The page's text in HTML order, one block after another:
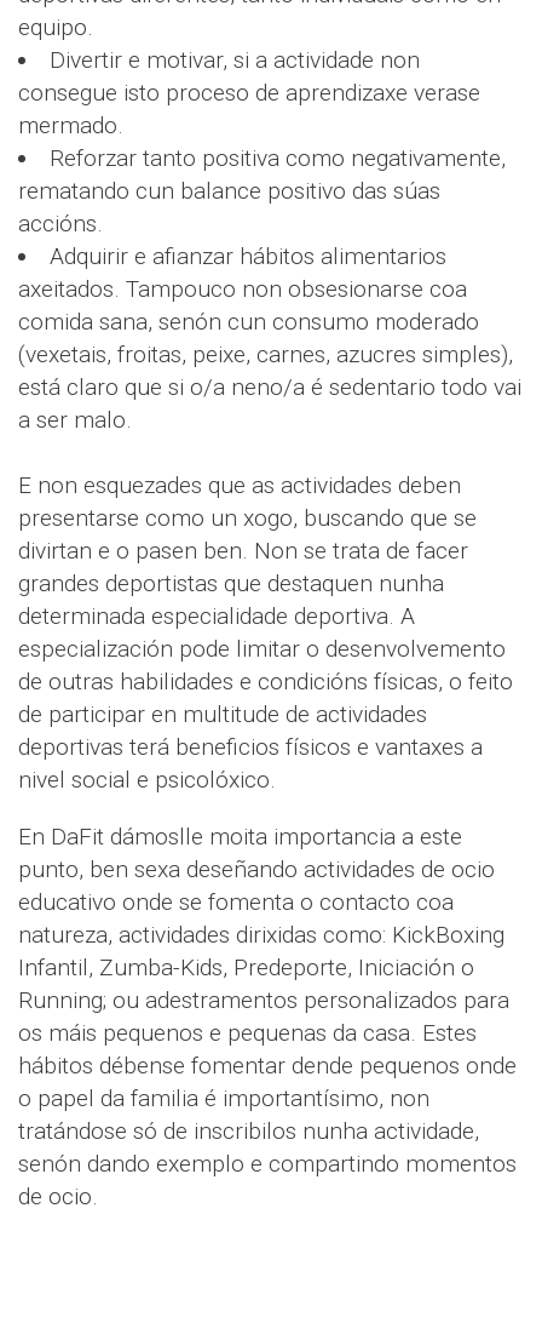
equipo.
Divertir e motivar, si a actividade non
consegue isto proceso de aprendizaxe verase
mermado.
Reforzar tanto positiva como negativamente,
rematando cun balance positivo das súas
accións.
Adquirir e afianzar hábitos alimentarios
axeitados. Tampouco non obsesionarse coa
comida sana, senón cun consumo moderado
(vexetais, froitas, peixe, carnes, azucres simples),
está claro que si o/a neno/a é sedentario todo vai
a ser malo.
E non esquezades que as actividades deben
presentarse como un xogo, buscando que se
divirtan e o pasen ben. Non se trata de facer
grandes deportistas que destaquen nunha
determinada especialidade deportiva. A
especialización pode limitar o desenvolvemento
de outras habilidades e condicións físicas, o feito
de participar en multitude de actividades
deportivas terá beneficios físicos e vantaxes a
nivel social e psicolóxico.
En DaFit dámoslle moita importancia a este
punto, ben sexa deseñando actividades de ocio
educativo onde se fomenta o contacto coa
natureza, actividades dirixidas como: KickBoxing
Infantil, Zumba-Kids, Predeporte, Iniciación o
Running; ou adestramentos personalizados para
os máis pequenos e pequenas da casa. Estes
hábitos débense fomentar dende pequenos onde
o papel da familia é importantísimo, non
tratándose só de inscribilos nunha actividade,
senón dando exemplo e compartindo momentos
de ocio.